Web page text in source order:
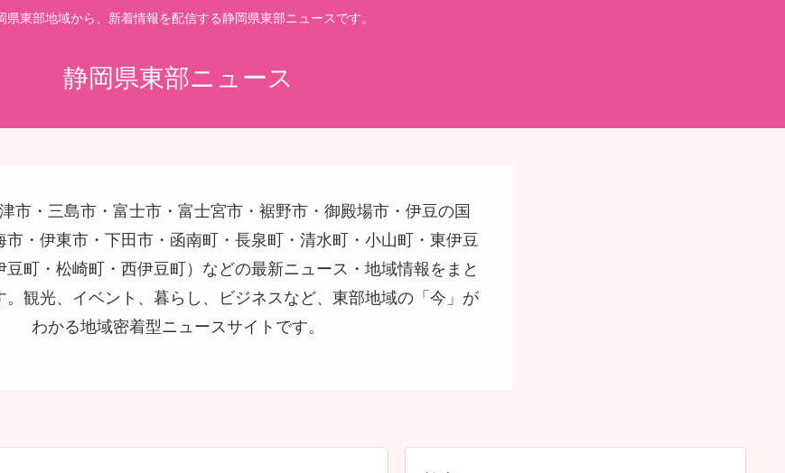
県東部地域から、新着情報を配信する静岡県東部ニュースです。
静岡県東部ニュース
市・三島市・富士市・富士宮市・裾野市・御殿場市・伊豆の国
市・伊東市・下田市・函南町・長泉町・清水町・小山町・東伊豆
豆町・松崎町・西伊豆町）などの最新ニュース・地域情報をまと
。観光、イベント、暮らし、ビジネスなど、東部地域の「今」が
わかる地域密着型ニュースサイトです。